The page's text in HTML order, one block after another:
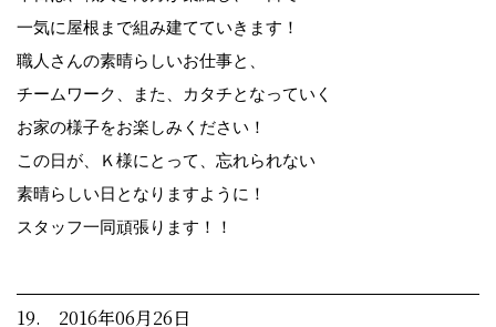
一気に屋根まで組み建てていきます！
職人さんの素晴らしいお仕事と、
チームワーク、また、カタチとなっていく
お家の様子をお楽しみください！
この日が、Ｋ様にとって、忘れられない
素晴らしい日となりますように！
スタッフ一同頑張ります！！
19. 2016年06月26日